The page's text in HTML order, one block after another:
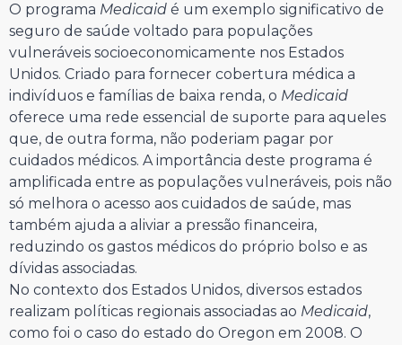
O programa Medicaid é um exemplo significativo de
seguro de saúde voltado para populações
vulneráveis socioeconomicamente nos Estados
Unidos. Criado para fornecer cobertura médica a
indivíduos e famílias de baixa renda, o Medicaid
oferece uma rede essencial de suporte para aqueles
que, de outra forma, não poderiam pagar por
cuidados médicos. A importância deste programa é
amplificada entre as populações vulneráveis, pois não
só melhora o acesso aos cuidados de saúde, mas
também ajuda a aliviar a pressão financeira,
reduzindo os gastos médicos do próprio bolso e as
dívidas associadas.
No contexto dos Estados Unidos, diversos estados
realizam políticas regionais associadas ao Medicaid,
como foi o caso do estado do Oregon em 2008. O